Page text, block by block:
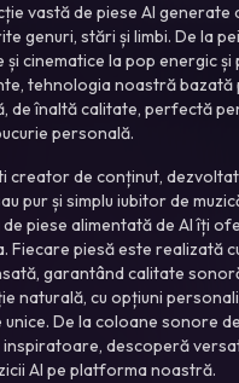
vastă de piese AI generate
genuri, stări și limbi. De la
cinematice la pop energic și
tehnologia noastră bazată
de înaltă calitate, perfectă
personală.
creator de conținut,
pur și simplu iubitor de
piese alimentată de AI îți
Fiecare piesă este realizată
garantând calitate
naturală, cu opțiuni
De la coloane sonore
descoperă
AI pe platforma noastră.